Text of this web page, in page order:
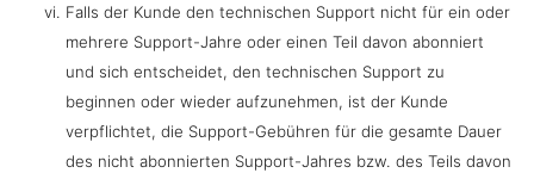
Falls der Kunde den technischen Support nicht für ein oder
mehrere Support-Jahre oder einen Teil davon abonniert
und sich entscheidet, den technischen Support zu
beginnen oder wieder aufzunehmen, ist der Kunde
verpflichtet, die Support-Gebühren für die gesamte Dauer
des nicht abonnierten Support-Jahres bzw. des Teils davon